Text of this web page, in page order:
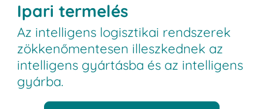
Ipari termelés
Az intelligens logisztikai rendszerek
zökkenőmentesen illeszkednek az
intelligens gyártásba és az intelligens
gyárba.